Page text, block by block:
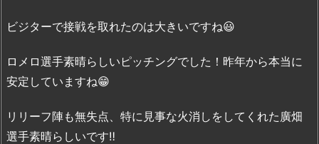
ビジターで接戦を取れたのは大きいですね😃
ロメロ選手素晴らしいピッチングでした！昨年から本当に
安定していますね😁
リリーフ陣も無失点、特に見事な火消しをしてくれた廣畑
選手素晴らしいです‼️